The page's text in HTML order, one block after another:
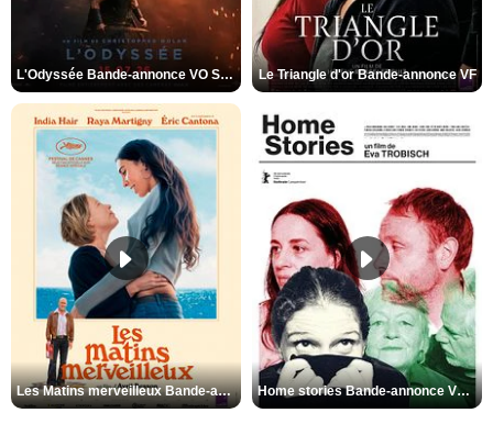
L'Odyssée Bande-annonce VO STFR Le Triangle d'or Bande-annonce VF
Les Matins merveilleux Bande-annonce VF Home stories Bande-annonce VO STFR